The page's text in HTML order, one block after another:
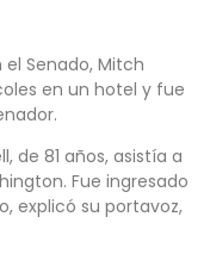
el Senado, Mitch
en un hotel y fue
de 81 años, asistía a
Fue ingresado
explicó su portavoz,